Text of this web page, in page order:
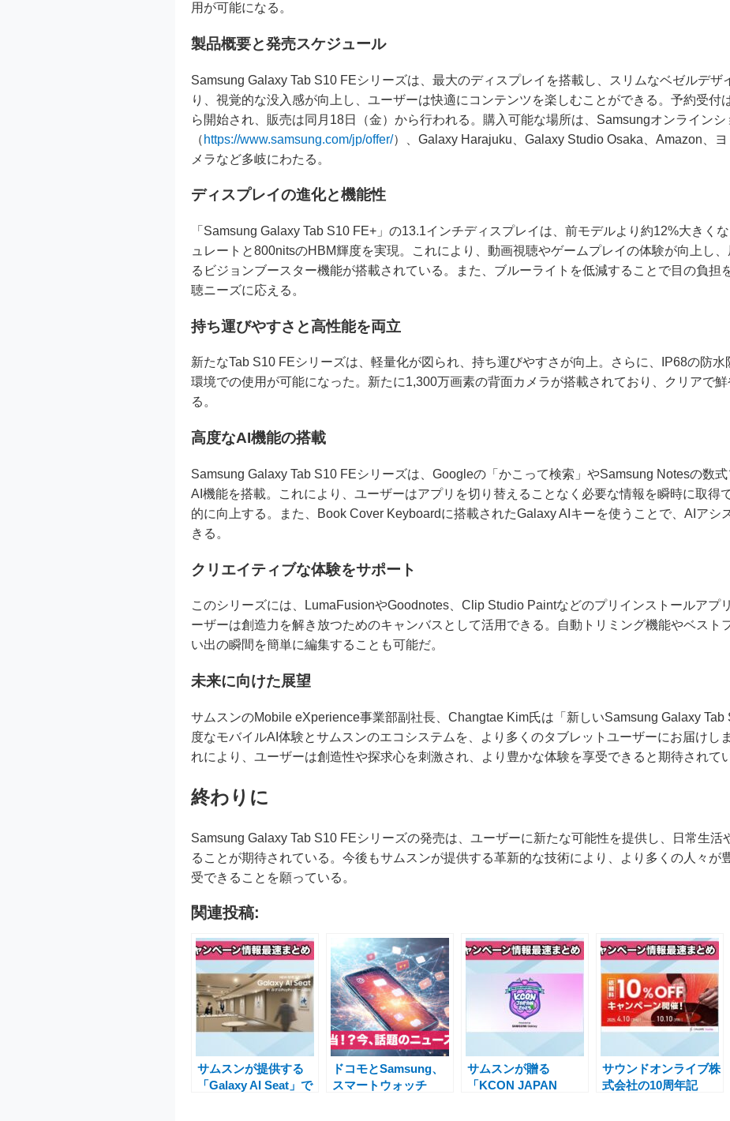
用が可能になる。
製品概要と発売スケジュール
Samsung Galaxy Tab S10 FEシリーズは、最大のディスプレイを搭載し、スリムなベゼルデザ
り、視覚的な没入感が向上し、ユーザーは快適にコンテンツを楽しむことができる。予約受付
ら開始され、販売は同月18日（金）から行われる。購入可能な場所は、Samsungオンラインシ
（ https://www.samsung.com/jp/offer/）、Galaxy Harajuku、Galaxy Studio Osaka、Amazon、
メラなど多岐にわたる。
ディスプレイの進化と機能性
「Samsung Galaxy Tab S10 FE+」の13.1インチディスプレイは、前モデルより約12%大きく
ュレートと800nitsのHBM輝度を実現。これにより、動画視聴やゲームプレイの体験が向上し
るビジョンブースター機能が搭載されている。また、ブルーライトを低減することで目の負担
聴ニーズに応える。
持ち運びやすさと高性能を両立
新たなTab S10 FEシリーズは、軽量化が図られ、持ち運びやすさが向上。さらに、IP68の防
環境での使用が可能になった。新たに1,300万画素の背面カメラが搭載されており、クリアで
る。
高度なAI機能の搭載
Samsung Galaxy Tab S10 FEシリーズは、Googleの「かこって検索」やSamsung Notesの数
AI機能を搭載。これにより、ユーザーはアプリを切り替えることなく必要な情報を瞬時に取得
的に向上する。また、Book Cover Keyboardに搭載されたGalaxy AIキーを使うことで、AIアシ
きる。
クリエイティブな体験をサポート
このシリーズには、LumaFusionやGoodnotes、Clip Studio Paintなどのプリインストールアプ
ーザーは創造力を解き放つためのキャンバスとして活用できる。自動トリミング機能やベスト
い出の瞬間を簡単に編集することも可能だ。
未来に向けた展望
サムスンのMobile eXperience事業部副社長、Changtae Kim氏は「新しいSamsung Galaxy Tab
度なモバイルAI体験とサムスンのエコシステムを、より多くのタブレットユーザーにお届けし
れにより、ユーザーは創造性や探求心を刺激され、より豊かな体験を享受できると期待されて
終わりに
Samsung Galaxy Tab S10 FEシリーズの発売は、ユーザーに新たな可能性を提供し、日常生活
ることが期待されている。今後もサムスンが提供する革新的な技術により、より多くの人々が
受できることを願っている。
関連投稿:
サムスンが提供する
「Galaxy AI Seat」で
ドコモとSamsung、
スマートウォッチ
サムスンが贈る
「KCON JAPAN
サウンドオンライブ株
式会社の10周年記